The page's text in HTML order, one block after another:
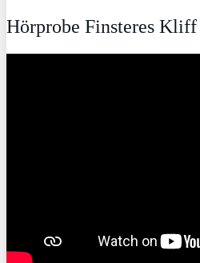
Hörprobe Finsteres Kliff